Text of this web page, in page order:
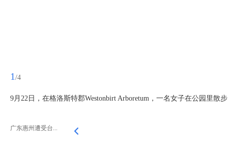
1 /4
9月22日，在格洛斯特郡Westonbirt Arboretum，一名女子在公园里
广东惠州遭受台...